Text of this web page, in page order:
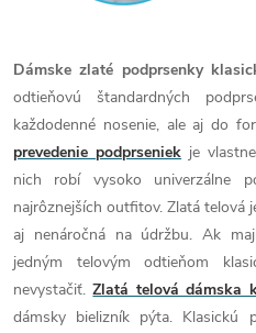
Dámske zlaté podprsenky
odtieňovú štandardných
každodenné nosenie, ale aj do
prevedenie podprseniek je
nich robí vysoko univerzálne
najrôznejších outfitov. Zlatá telová
aj nenáročná na údržbu. Ak
jedným telovým odtieňom
nevystačiť.Zlatá telová dámska
dámsky bielizník pýta. Klasickú